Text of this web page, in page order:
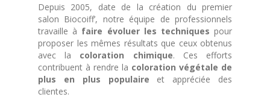
Depuis 2005, date de la création du premier
salon Biocoiff’, notre équipe de professionnels
travaille à faire évoluer les techniques pour
proposer les mêmes résultats que ceux obtenus
avec la coloration chimique. Ces efforts
contribuent à rendre la coloration végétale de
plus en plus populaire et appréciée des
clientes.